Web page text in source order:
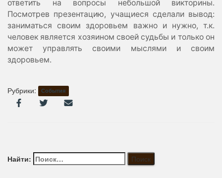
ответить на вопросы небольшой викторины.
Посмотрев презентацию, учащиеся сделали вывод:
заниматься своим здоровьем важно и нужно, т.к.
человек является хозяином своей судьбы и только он
может управлять своими мыслями и своим
здоровьем.
Рубрики: События
Найти: